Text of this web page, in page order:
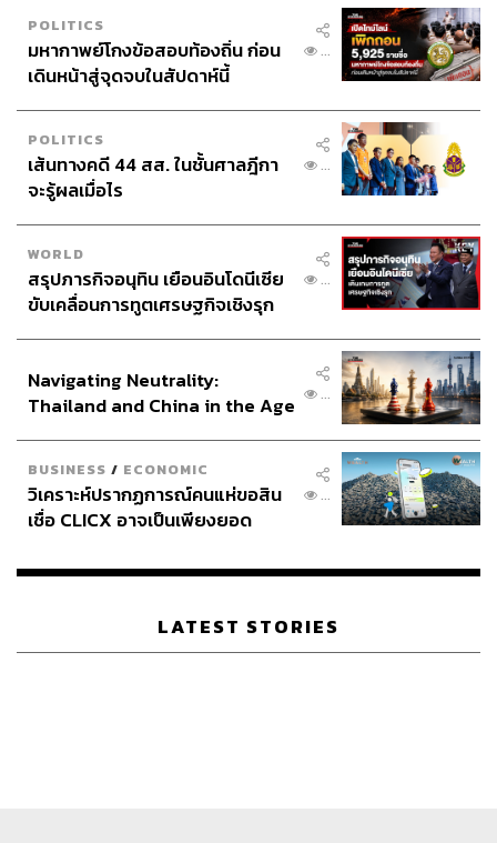
POLITICS
มหากาพย์โกงข้อสอบท้องถิ่น ก่อน
เดินหน้าสู่จุดจบในสัปดาห์นี้
...
POLITICS
เส้นทางคดี 44 สส. ในชั้นศาลฎีกา
จะรู้ผลเมื่อไร
...
WORLD
สรุปภารกิจอนุทิน เยือนอินโดนีเซีย
ขับเคลื่อนการทูตเศรษฐกิจเชิงรุก
...
Navigating Neutrality:
Thailand and China in the Age
...
BUSINESS / ECONOMIC
วิเคราะห์ปรากฏการณ์คนแห่ขอสิน
เชื่อ CLICX อาจเป็นเพียงยอด
เรือนไทยที่ถูกซุกไว้
...
LATEST STORIES